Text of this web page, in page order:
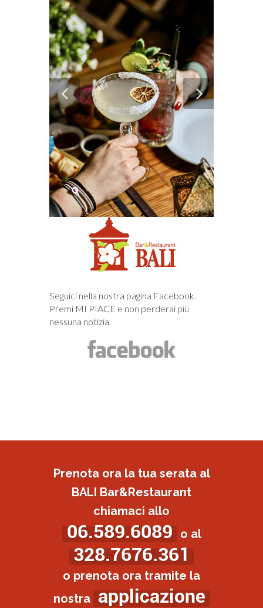
Seguici nella nostra pagina Facebook.
Premi MI PIACE e non perderai più
nessuna notizia.
Prenota ora la tua serata al
BALI Bar&Restaurant
chiamaci allo
06.589.6089 o al
328.7676.361
o prenota ora tramite la
nostra applicazione